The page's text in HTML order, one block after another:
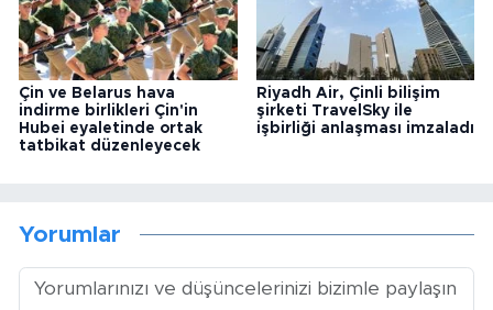
Çin ve Belarus hava
indirme birlikleri Çin'in
Hubei eyaletinde ortak
tatbikat düzenleyecek
Riyadh Air, Çinli bilişim
şirketi TravelSky ile
işbirliği anlaşması imzaladı
Yorumlar